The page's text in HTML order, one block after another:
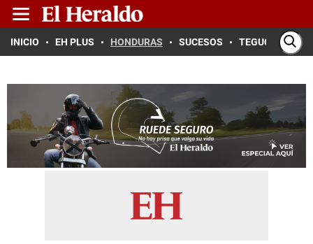
INICIO EH PLUS HONDURAS SUCESOS TEGUCIGALPA